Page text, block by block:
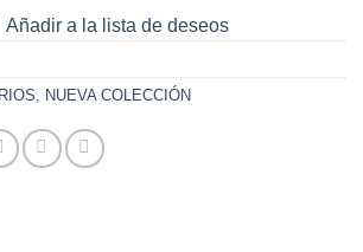
Añadir a la lista de deseos
NUEVA COLECCIÓN